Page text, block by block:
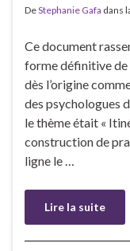
DeStephanie Gafa dans
Ce document
forme définitive de
dès l’origine
des psychologues
le thème était «
construction de
ligne le …
Lire la suite